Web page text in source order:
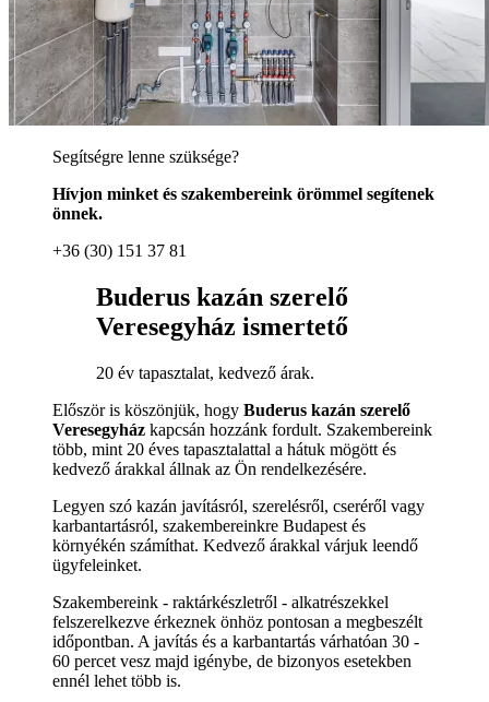
Segítségre lenne szüksége?
Hívjon minket és szakembereink örömmel segítenek
önnek.
+36 (30) 151 37 81
Buderus kazán szerelő
Veresegyház ismertető
20 év tapasztalat, kedvező árak.
Először is köszönjük, hogy Buderus kazán szerelő
Veresegyház kapcsán hozzánk fordult. Szakembereink
több, mint 20 éves tapasztalattal a hátuk mögött és
kedvező árakkal állnak az Ön rendelkezésére.
Legyen szó kazán javításról, szerelésről, cseréről vagy
karbantartásról, szakembereinkre Budapest és
környékén számíthat. Kedvező árakkal várjuk leendő
ügyfeleinket.
Szakembereink - raktárkészletről - alkatrészekkel
felszerelkezve érkeznek önhöz pontosan a megbeszélt
időpontban. A javítás és a karbantartás várhatóan 30 -
60 percet vesz majd igénybe, de bizonyos esetekben
ennél lehet több is.